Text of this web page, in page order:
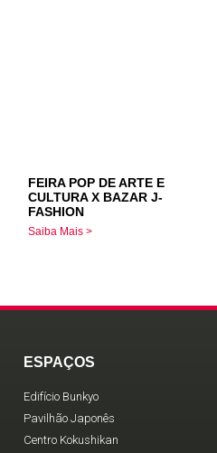
FEIRA POP DE ARTE E
CULTURA X BAZAR J-
FASHION
Saiba Mais >
ESPAÇOS
Edifício Bunkyo
Pavilhão Japonês
Centro Kokushikan